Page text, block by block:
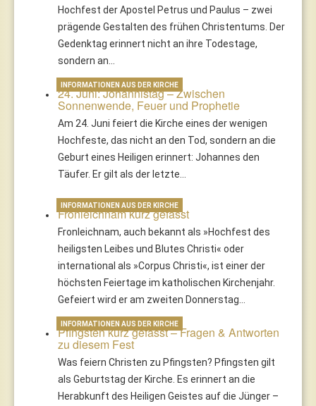
Hochfest der Apostel Petrus und Paulus – zwei
prägende Gestalten des frühen Christentums. Der
Gedenktag erinnert nicht an ihre Todestage,
sondern an…
24. Juni: Johannistag – Zwischen
Sonnenwende, Feuer und Prophetie
Am 24. Juni feiert die Kirche eines der wenigen
Hochfeste, das nicht an den Tod, sondern an die
Geburt eines Heiligen erinnert: Johannes den
Täufer. Er gilt als der letzte…
INFORMATIONEN AUS DER KIRCHE
Fronleichnam kurz gefasst
Fronleichnam, auch bekannt als »Hochfest des
heiligsten Leibes und Blutes Christi« oder
international als »Corpus Christi«, ist einer der
höchsten Feiertage im katholischen Kirchenjahr.
Gefeiert wird er am zweiten Donnerstag…
INFORMATIONEN AUS DER KIRCHE
Pfingsten kurz gefasst – Fragen & Antworten
zu diesem Fest
Was feiern Christen zu Pfingsten? Pfingsten gilt
als Geburtstag der Kirche. Es erinnert an die
Herabkunft des Heiligen Geistes auf die Jünger –
INFORMATIONEN AUS DER KIRCHE